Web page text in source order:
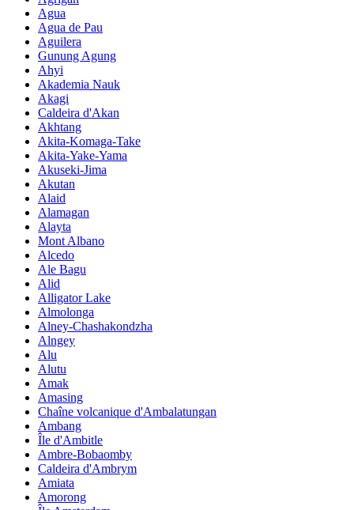
Agua
Agua de Pau
Aguilera
Gunung Agung
Ahyi
Akademia Nauk
Akagi
Caldeira d'Akan
Akhtang
Akita-Komaga-Take
Akita-Yake-Yama
Akuseki-Jima
Akutan
Alaid
Alamagan
Alayta
Mont Albano
Alcedo
Ale Bagu
Alid
Alligator Lake
Almolonga
Alney-Chashakondzha
Alngey
Alu
Alutu
Amak
Amasing
Chaîne volcanique d'Ambalatungan
Ambang
Île d'Ambitle
Ambre-Bobaomby
Caldeira d'Ambrym
Amiata
Amorong